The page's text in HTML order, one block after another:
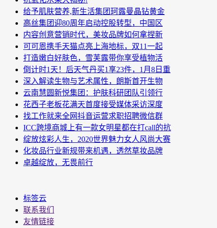
给予肌肤营养,新生活集团珂露曼晶钻黄金
高丝集团迎80周年启动控股转型，中国区
内容创意营销时代，美妆品牌如何拿捏新
可可恩携手天猫点亮上海地标，双11一起
打造嫩白好肤色，雪芙露带你享受植物活
倒计时1天！后天气丹买1享23件，1月8日重
深入解读生物与艺术属性，朗斯首开生物
云南慧圆新悦集团：护肤科研团队引领行
花西子老板花满天首度接受媒体采访深度
找工作就来全网抖音运营求职招聘微信群
ICC跨境商城上有一款女明星都在打call的抗
绽放炫彩人生，2020世界魅力女人风尚大赛
化妆品行业新规带来机遇，透然草妆品牌
卓越绽放，无畏前行
标签云
联系我们
友情链接